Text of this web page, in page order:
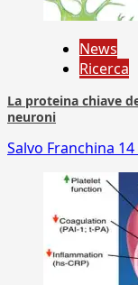
News
Ricerca
La proteina chiave
neuroni
Salvo Franchina